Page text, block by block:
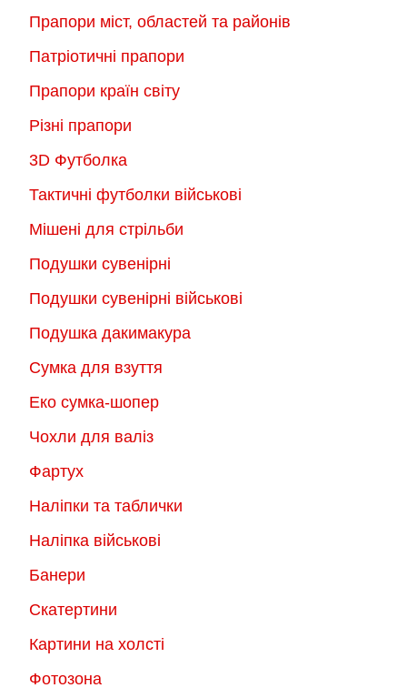
товару
Прапори міст, областей та районів
Патріотичні прапори
Прапори країн світу
Різні прапори
3D Футболка
Тактичні футболки військові
Мішені для стрільби
Подушки сувенірні
Подушки сувенірні військові
Подушка дакимакура
Сумка для взуття
Еко сумка-шопер
Чохли для валіз
Фартух
Наліпки та таблички
Наліпка військові
Банери
Скатертини
Картини на холсті
Фотозона